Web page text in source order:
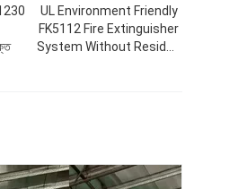
UL Environment Friendly
FK5112 Fire Extinguisher
System Without Residue